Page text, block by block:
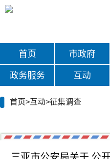
首页 市政府
政务服务 互动
首页>互动>征集调查